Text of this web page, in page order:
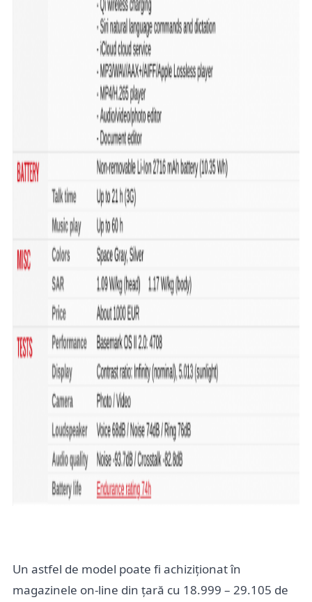
Un astfel de model poate fi achiziționat în
magazinele on-line din țară cu 18.999 – 29.105 de